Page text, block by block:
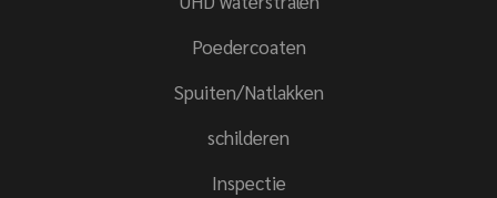
Poedercoaten
Spuiten/Natlakken
schilderen
Inspectie